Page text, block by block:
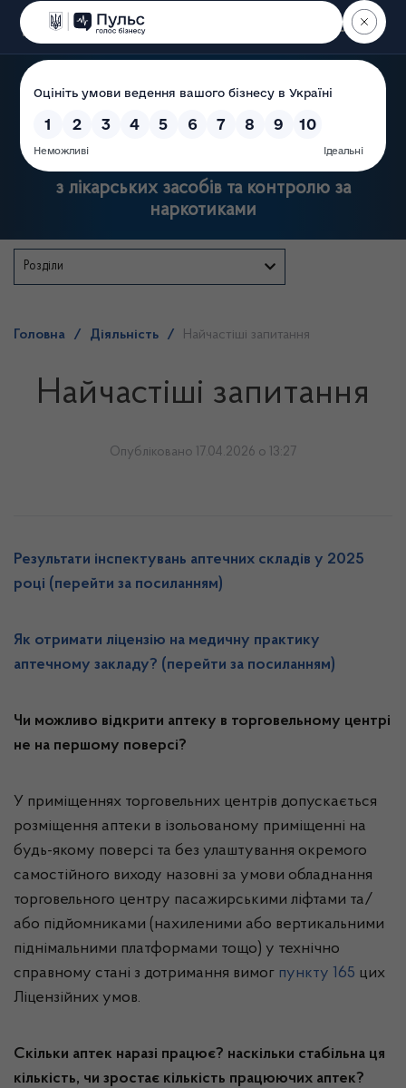
Пошук
Державна служба України
з лікарських засобів та контролю за
наркотиками
Розділи
Головна / Діяльність / Найчастіші запитання
Найчастіші запитання
Опубліковано 17.04.2026 о 13:27
Результати інспектувань аптечних складів у 2025
році (перейти за посиланням)
Як отримати ліцензію на медичну практику
аптечному закладу? (перейти за посиланням)
Чи можливо відкрити аптеку в торговельному центрі
не на першому поверсі?
У приміщеннях торговельних центрів допускається
розміщення аптеки в ізольованому приміщенні на
будь-якому поверсі та без улаштування окремого
самостійного виходу назовні за умови обладнання
торговельного центру пасажирськими ліфтами та/
або підйомниками (нахиленими або вертикальними
піднімальними платформами тощо) у технічно
справному стані з дотримання вимог пункту 165 цих
Ліцензійних умов.
Скільки аптек наразі працює? наскільки стабільна ця
кількість, чи зростає кількість працюючих аптек?